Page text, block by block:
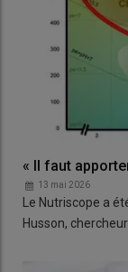
« Il faut
13 mai 2026
Le Nutriscope a
Husson,